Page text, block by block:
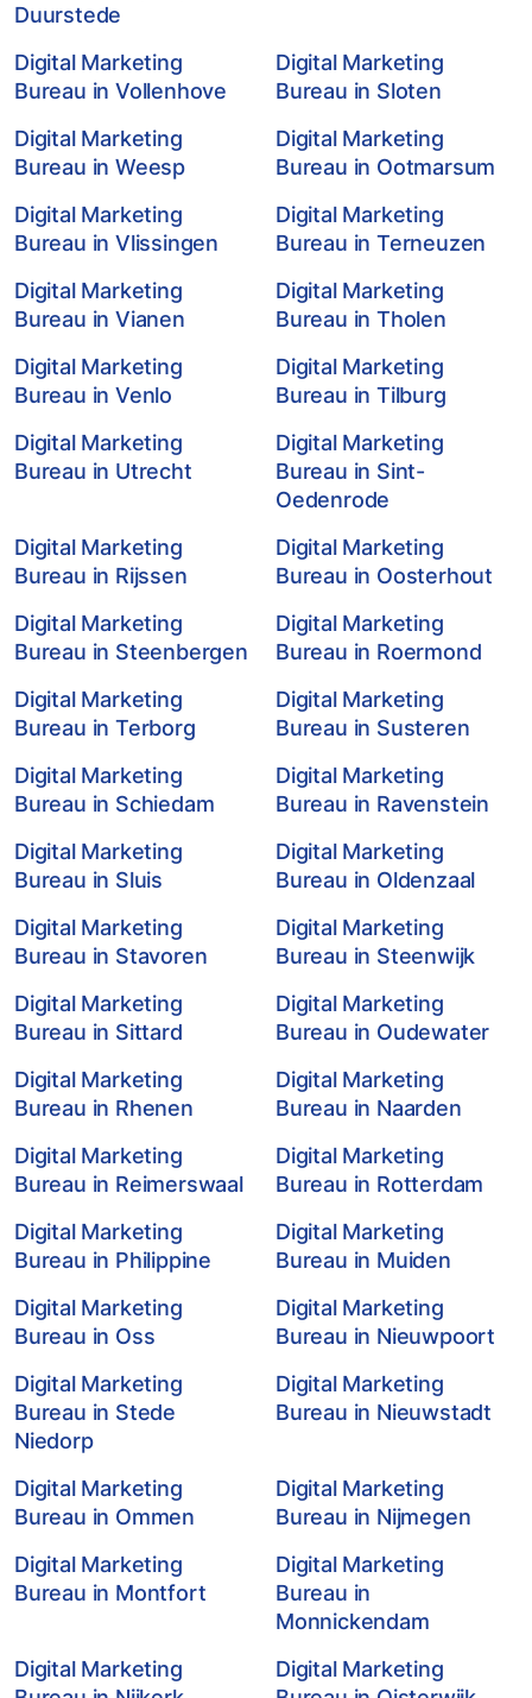
Duurstede
Digital Marketing
Bureau in Vollenhove
Digital Marketing
Bureau in Sloten
Digital Marketing
Bureau in Weesp
Digital Marketing
Bureau in Ootmarsum
Digital Marketing
Bureau in Vlissingen
Digital Marketing
Bureau in Terneuzen
Digital Marketing
Bureau in Vianen
Digital Marketing
Bureau in Tholen
Digital Marketing
Bureau in Venlo
Digital Marketing
Bureau in Tilburg
Digital Marketing
Bureau in Utrecht
Digital Marketing
Bureau in Sint-
Oedenrode
Digital Marketing
Bureau in Rijssen
Digital Marketing
Bureau in Oosterhout
Digital Marketing
Bureau in Steenbergen
Digital Marketing
Bureau in Roermond
Digital Marketing
Bureau in Terborg
Digital Marketing
Bureau in Susteren
Digital Marketing
Bureau in Schiedam
Digital Marketing
Bureau in Ravenstein
Digital Marketing
Bureau in Sluis
Digital Marketing
Bureau in Oldenzaal
Digital Marketing
Bureau in Stavoren
Digital Marketing
Bureau in Steenwijk
Digital Marketing
Bureau in Sittard
Digital Marketing
Bureau in Oudewater
Digital Marketing
Bureau in Rhenen
Digital Marketing
Bureau in Naarden
Digital Marketing
Bureau in Reimerswaal
Digital Marketing
Bureau in Rotterdam
Digital Marketing
Bureau in Philippine
Digital Marketing
Bureau in Muiden
Digital Marketing
Bureau in Oss
Digital Marketing
Bureau in Nieuwpoort
Digital Marketing
Bureau in Stede
Niedorp
Digital Marketing
Bureau in Nieuwstadt
Digital Marketing
Bureau in Ommen
Digital Marketing
Bureau in Nijmegen
Digital Marketing
Bureau in Montfort
Digital Marketing
Bureau in
Monnickendam
Digital Marketing
Digital Marketing